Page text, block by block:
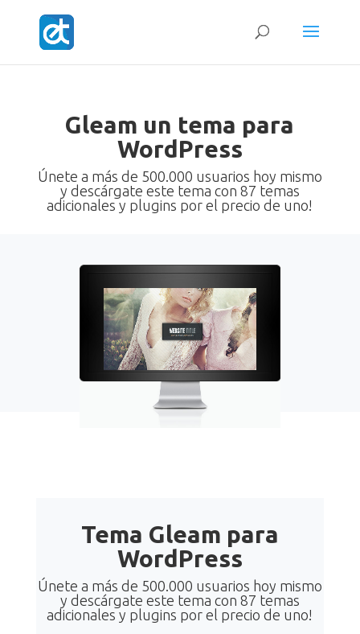
Gleam un tema para
WordPress
Únete a más de 500.000 usuarios hoy mismo
y descárgate este tema con 87 temas
adicionales y plugins por el precio de uno!
Tema Gleam para
WordPress
Únete a más de 500.000 usuarios hoy mismo
y descárgate este tema con 87 temas
adicionales y plugins por el precio de uno!